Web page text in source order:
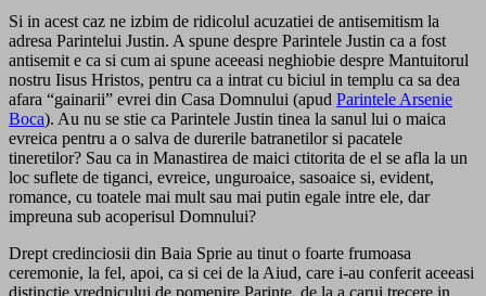
Si in acest caz ne izbim de ridicolul acuzatiei de antisemitism la
adresa Parintelui Justin. A spune despre Parintele Justin ca a fost
antisemit e ca si cum ai spune aceeasi neghiobie despre Mantuitorul
nostru Iisus Hristos, pentru ca a intrat cu biciul in templu ca sa dea
afara “gainarii” evrei din Casa Domnului (apud Parintele Arsenie
Boca). Au nu se stie ca Parintele Justin tinea la sanul lui o maica
evreica pentru a o salva de durerile batranetilor si pacatele
tineretilor? Sau ca in Manastirea de maici ctitorita de el se afla la un
loc suflete de tiganci, evreice, unguroaice, sasoaice si, evident,
romance, cu toatele mai mult sau mai putin egale intre ele, dar
impreuna sub acoperisul Domnului?
Drept credinciosii din Baia Sprie au tinut o foarte frumoasa
ceremonie, la fel, apoi, ca si cei de la Aiud, care i-au conferit aceeasi